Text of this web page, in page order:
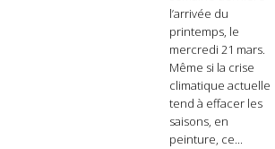
l’arrivée du
printemps, le
mercredi 21 mars.
Même si la crise
climatique actuelle
tend à effacer les
saisons, en
peinture, ce...